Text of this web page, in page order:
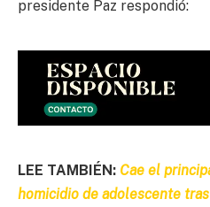
presidente Paz respondió:
LEE TAMBIÉN: Cae el
homicidio de adolescente